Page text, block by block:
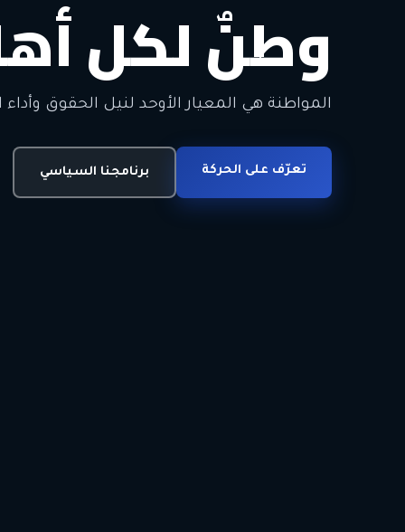
وطنٌ لكل
المواطنة هي المعيار الأوحد لنيل الحقوق وأداء
تعرّف على الحركة برنامجنا السياسي
معاً من أجل
الحرية • الوحدة • السلام • الديمقراطية
انضم للحركة اتصل بنا